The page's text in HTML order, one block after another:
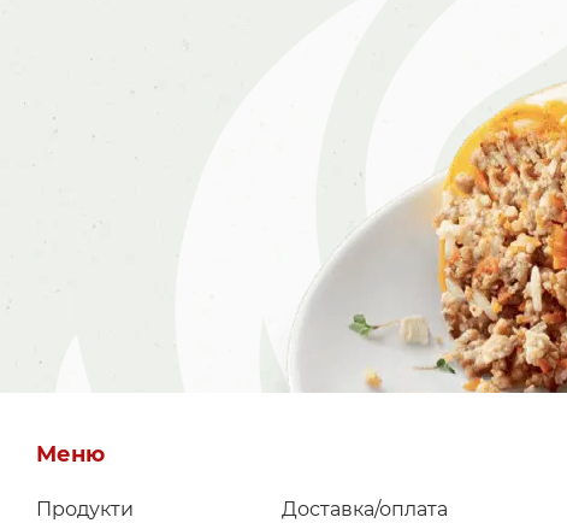
Меню
Продукти Доставка/оплата